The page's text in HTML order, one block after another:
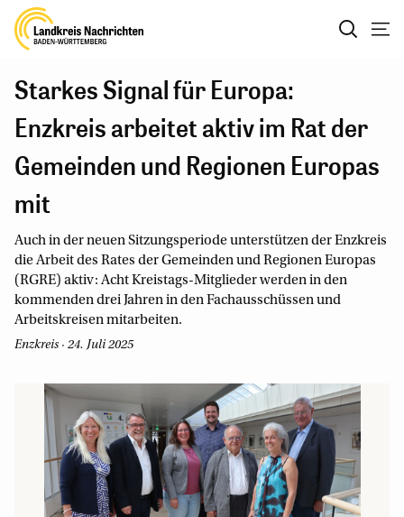
Starkes Signal für Europa:
Enzkreis arbeitet aktiv im Rat der
Gemeinden und Regionen Europas
mit
Auch in der neuen Sitzungsperiode unterstützen der Enzkreis
die Arbeit des Rates der Gemeinden und Regionen Europas
(RGRE) aktiv: Acht Kreistags-Mitglieder werden in den
kommenden drei Jahren in den Fachausschüssen und
Arbeitskreisen mitarbeiten.
Enzkreis · 24. Juli 2025